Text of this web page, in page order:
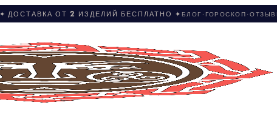
✦ ДОСТАВКА ОТ 2 ИЗДЕЛИЙ БЕСПЛАТНО ✦ БЛОГ ·ГОРОСКОП ·